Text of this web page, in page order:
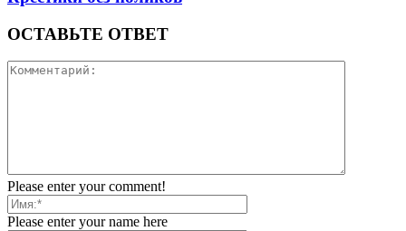
ОСТАВЬТЕ ОТВЕТ
Please enter your comment!
Please enter your name here